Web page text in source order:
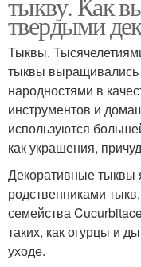
твердыми
Тыквы.
тыквы выращивались
народностями в
инструментов и
используются
как украшения,
Декоративные тыквы
родственниками
семейства
таких, как огурцы и
уходе.